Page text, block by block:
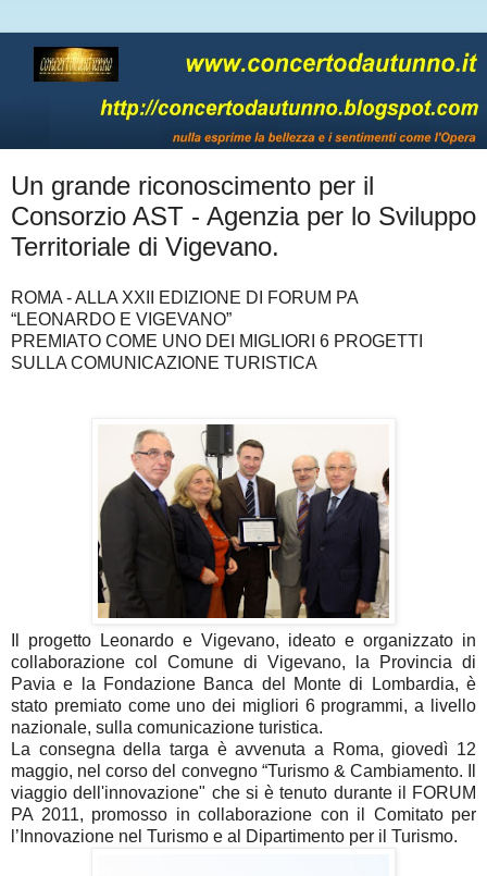
Un grande riconoscimento per il
Consorzio AST - Agenzia per lo Sviluppo
Territoriale di Vigevano.
ROMA - ALLA XXII EDIZIONE DI FORUM PA
“LEONARDO E VIGEVANO”
PREMIATO COME UNO DEI MIGLIORI 6 PROGETTI
SULLA COMUNICAZIONE TURISTICA
Il progetto Leonardo e Vigevano, ideato e organizzato in
collaborazione col Comune di Vigevano, la Provincia di
Pavia e la Fondazione Banca del Monte di Lombardia, è
stato premiato come uno dei migliori 6 programmi, a livello
nazionale, sulla comunicazione turistica.
La consegna della targa è avvenuta a Roma, giovedì 12
maggio, nel corso del convegno “Turismo & Cambiamento. Il
viaggio dell'innovazione" che si è tenuto durante il FORUM
PA 2011, promosso in collaborazione con il Comitato per
l’Innovazione nel Turismo e al Dipartimento per il Turismo.